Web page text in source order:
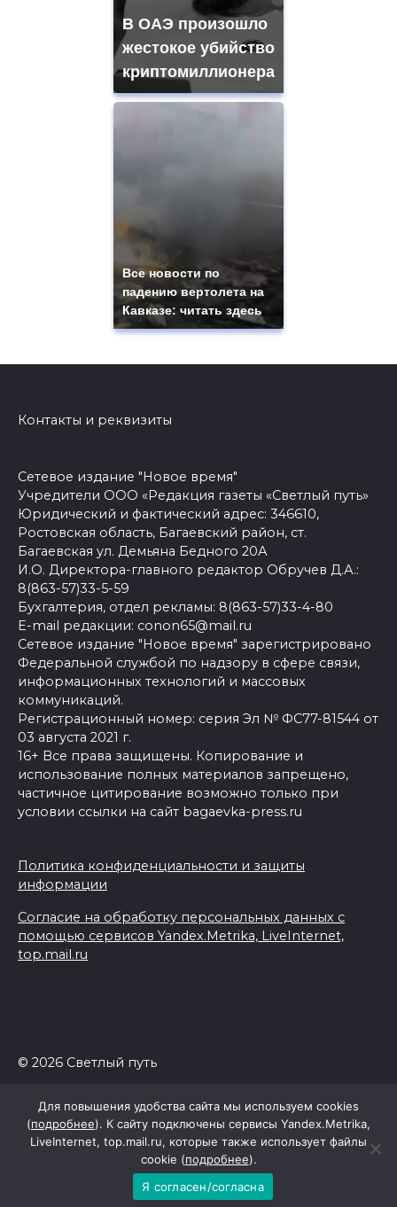
В ОАЭ произошло
жестокое убийство
криптомиллионера
Все новости по
падению вертолета на
Кавказе: читать здесь
Контакты и реквизиты
Сетевое издание "Новое время"
Учредители ООО «Редакция газеты «Светлый путь»
Юридический и фактический адрес: 346610,
Ростовская область, Багаевский район, ст.
Багаевская ул. Демьяна Бедного 20А
И.О. Директора-главного редактор Обручев Д.А.:
8(863-57)33-5-59
Бухгалтерия, отдел рекламы: 8(863-57)33-4-80
E-mail редакции: conon65@mail.ru
Сетевое издание "Новое время" зарегистрировано
Федеральной службой по надзору в сфере связи,
информационных технологий и массовых
коммуникаций.
Регистрационный номер: серия Эл № ФС77-81544 от
03 августа 2021 г.
16+ Все права защищены. Копирование и
использование полных материалов запрещено,
частичное цитирование возможно только при
условии ссылки на сайт bagaevka-press.ru
Политика конфиденциальности и защиты
информации
Согласие на обработку персональных данных с
помощью сервисов Yandex.Metrika, LiveInternet,
top.mail.ru
© 2026 Светлый путь
Для повышения удобства сайта мы используем cookies
(подробнее). К сайту подключены сервисы Yandex.Metrika,
LiveInternet, top.mail.ru, которые также использует файлы
cookie (подробнее).
Я согласен/согласна